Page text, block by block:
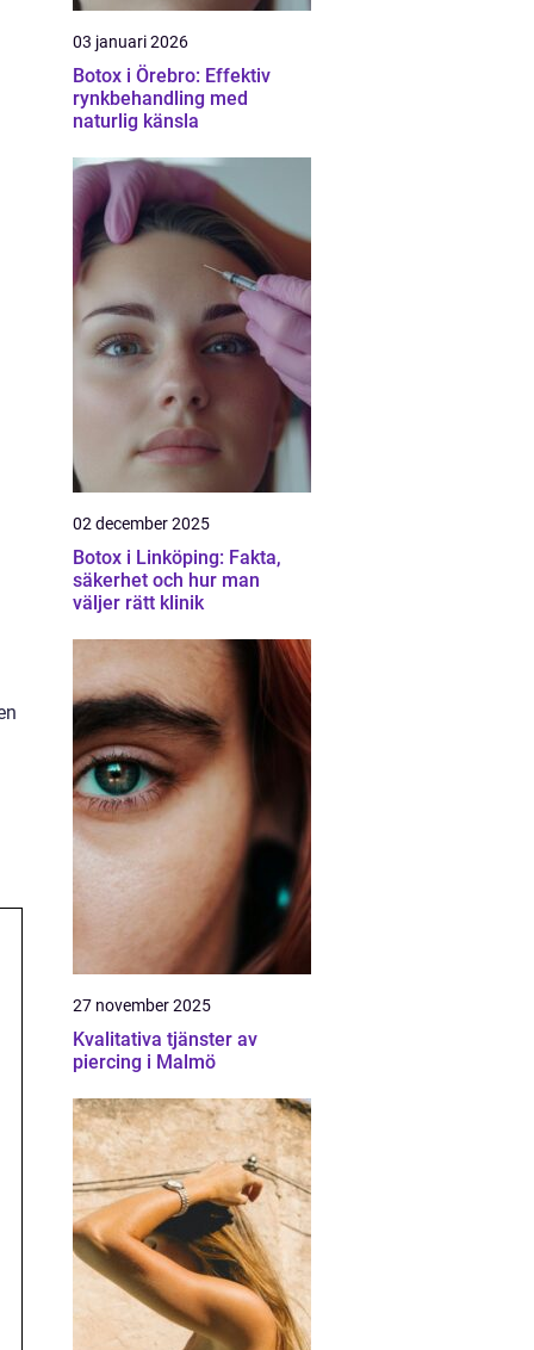
03 januari 2026
Botox i Örebro: Effektiv
rynkbehandling med
naturlig känsla
02 december 2025
Botox i Linköping: Fakta,
säkerhet och hur man
väljer rätt klinik
27 november 2025
Kvalitativa tjänster av
piercing i Malmö